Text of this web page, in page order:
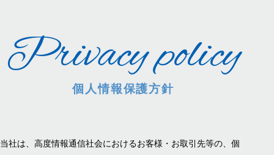
Privacy policy
個人情報保護方針
当社は、高度情報通信社会におけるお客様・お取引先等の、個